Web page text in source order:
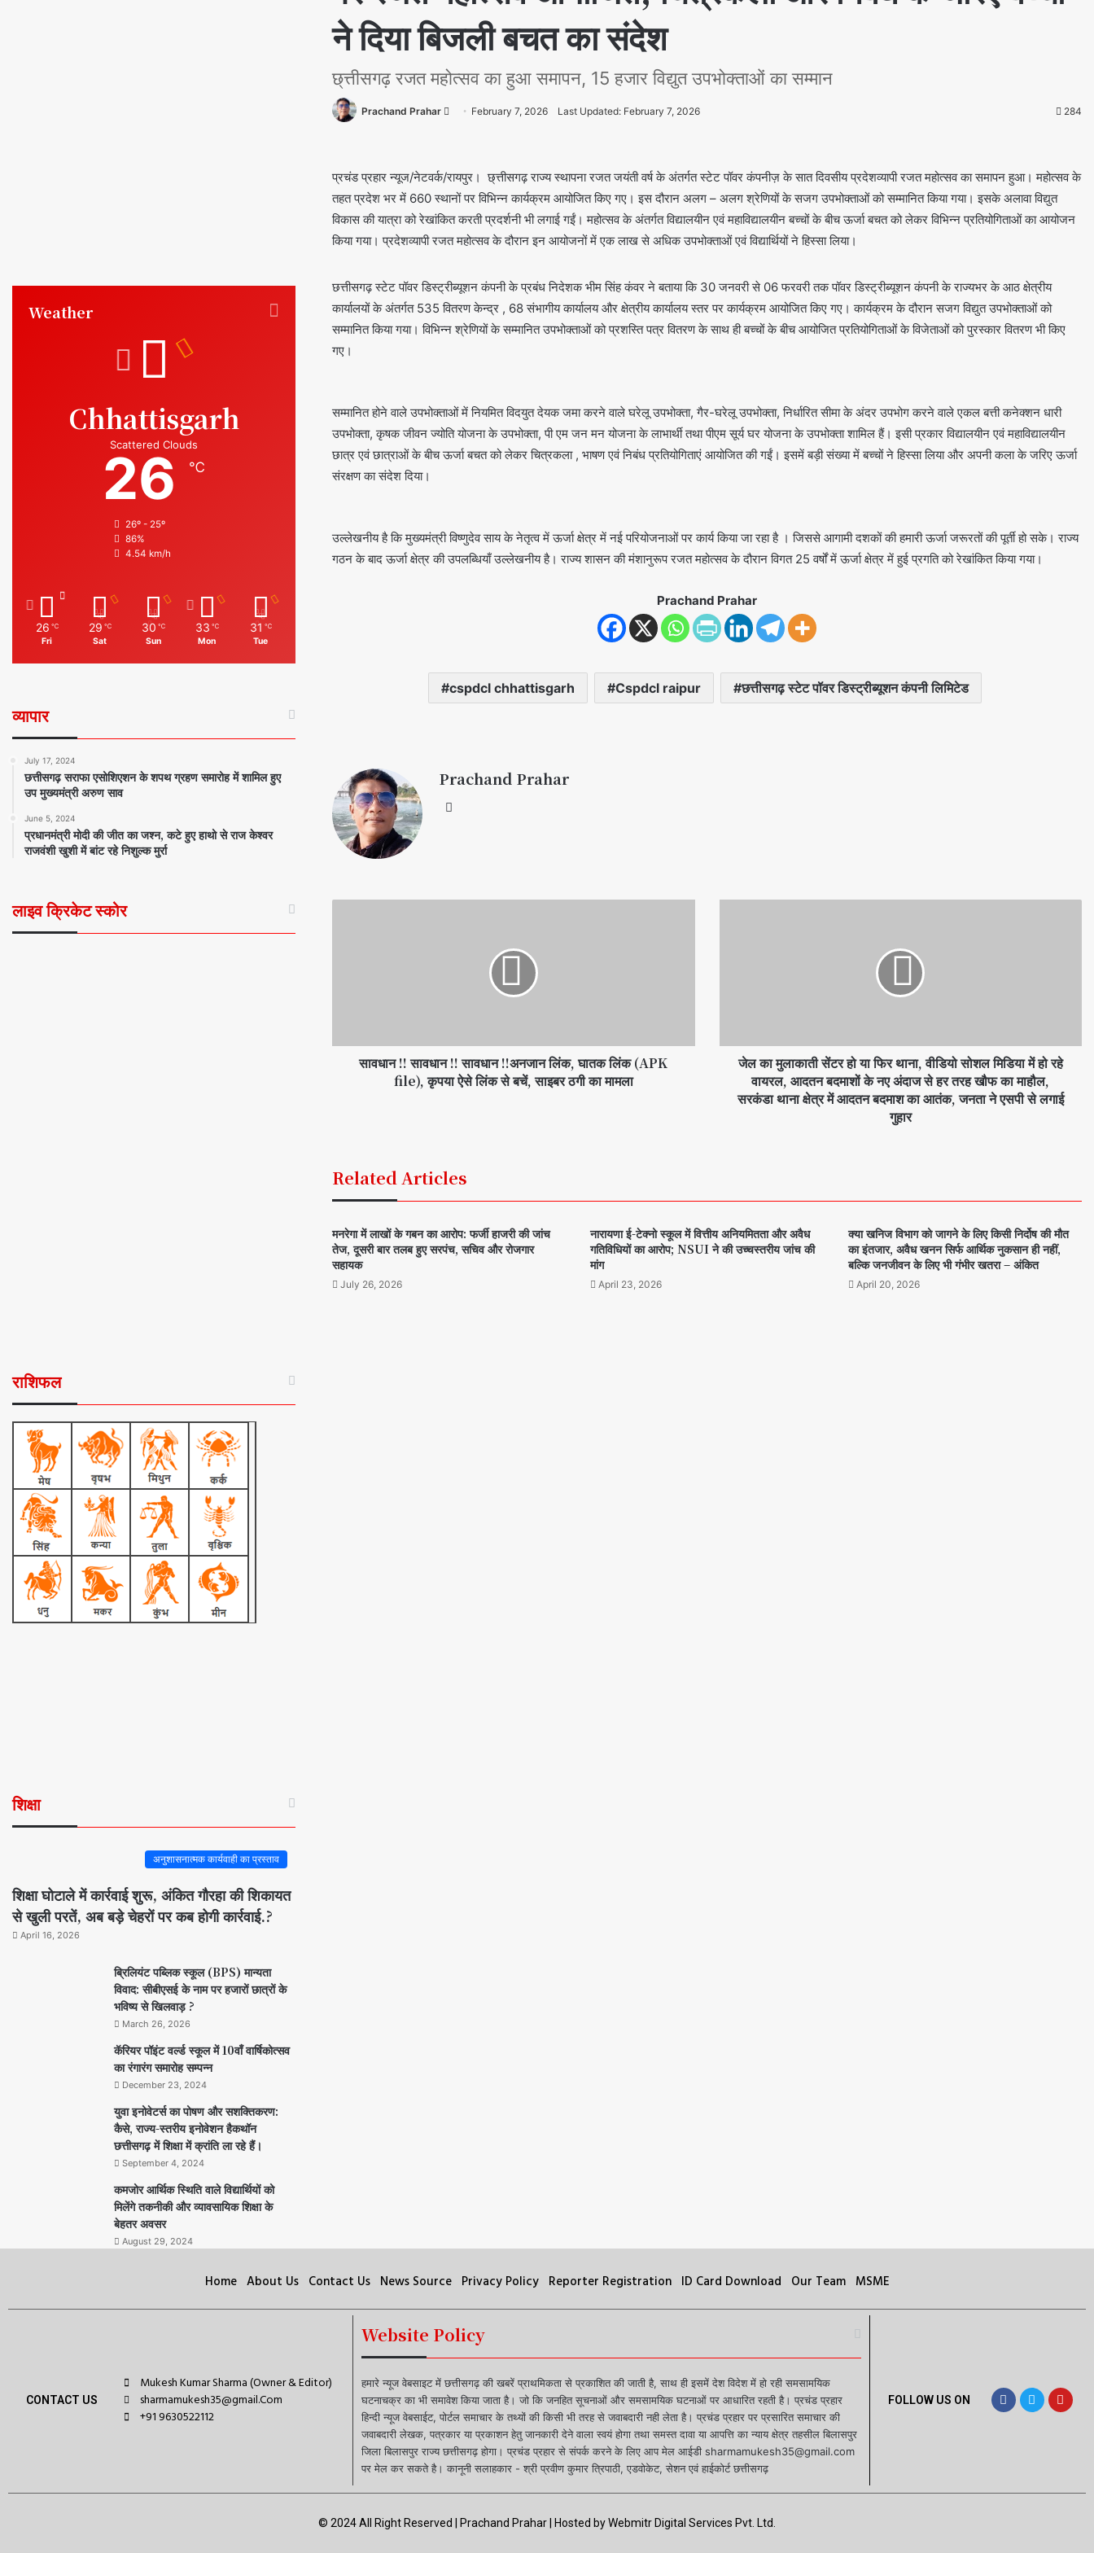
ने दिया बिजली बचत का संदेश
छ्त्तीसगढ़ रजत महोत्सव का हुआ समापन, 15 हजार विद्युत उपभोक्ताओं का सम्मान
Prachand Prahar February 7, 2026 Last Updated: February 7, 2026 284
प्रचंड प्रहार न्यूज/नेटवर्क/रायपुर। छ्त्तीसगढ़ राज्य स्थापना रजत जयंती वर्ष के अंतर्गत स्टेट पॉवर कंपनीज़ के सात दिवसीय प्रदेशव्यापी रजत महोत्सव का समापन हुआ। महोत्सव के
तहत प्रदेश भर में 660 स्थानों पर विभिन्न कार्यक्रम आयोजित किए गए। इस दौरान अलग – अलग श्रेणियों के सजग उपभोक्ताओं को सम्मानित किया गया। इसके अलावा विद्युत
विकास की यात्रा को रेखांकित करती प्रदर्शनी भी लगाई गईं। महोत्सव के अंतर्गत विद्यालयीन एवं महाविद्यालयीन बच्चों के बीच ऊर्जा बचत को लेकर विभिन्न प्रतियोगिताओं का आयोजन
किया गया। प्रदेशव्यापी रजत महोत्सव के दौरान इन आयोजनों में एक लाख से अधिक उपभोक्ताओं एवं विद्यार्थियों ने हिस्सा लिया।
छत्तीसगढ़ स्टेट पॉवर डिस्ट्रीब्यूशन कंपनी के प्रबंध निदेशक भीम सिंह कंवर ने बताया कि 30 जनवरी से 06 फरवरी तक पॉवर डिस्ट्रीब्यूशन कंपनी के राज्यभर के आठ क्षेत्रीय
कार्यालयों के अंतर्गत 535 वितरण केन्द्र , 68 संभागीय कार्यालय और क्षेत्रीय कार्यालय स्तर पर कार्यक्रम आयोजित किए गए। कार्यक्रम के दौरान सजग विद्युत उपभोक्ताओं को
सम्मानित किया गया। विभिन्न श्रेणियों के सम्मानित उपभोक्ताओं को प्रशस्ति पत्र वितरण के साथ ही बच्चों के बीच आयोजित प्रतियोगिताओं के विजेताओं को पुरस्कार वितरण भी किए
गए।
सम्मानित होने वाले उपभोक्ताओं में नियमित विदयुत देयक जमा करने वाले घरेलू उपभोक्ता, गैर-घरेलू उपभोक्ता, निर्धारित सीमा के अंदर उपभोग करने वाले एकल बत्ती कनेक्शन धारी
उपभोक्ता, कृषक जीवन ज्योति योजना के उपभोक्ता, पी एम जन मन योजना के लाभार्थी तथा पीएम सूर्य घर योजना के उपभोक्ता शामिल हैं। इसी प्रकार विद्यालयीन एवं महाविद्यालयीन
छात्र एवं छात्राओं के बीच ऊर्जा बचत को लेकर चित्रकला , भाषण एवं निबंध प्रतियोगिताएं आयोजित की गईं। इसमें बड़ी संख्या में बच्चों ने हिस्सा लिया और अपनी कला के जरिए ऊर्जा
संरक्षण का संदेश दिया।
उल्लेखनीय है कि मुख्यमंत्री विष्णुदेव साय के नेतृत्व में ऊर्जा क्षेत्र में नई परियोजनाओं पर कार्य किया जा रहा है । जिससे आगामी दशकों की हमारी ऊर्जा जरूरतों की पूर्ती हो सके। राज्य
गठन के बाद ऊर्जा क्षेत्र की उपलब्धियाँ उल्लेखनीय है। राज्य शासन की मंशानुरूप रजत महोत्सव के दौरान विगत 25 वर्षों में ऊर्जा क्षेत्र में हुई प्रगति को रेखांकित किया गया।
Prachand Prahar
cspdcl chhattisgarh Cspdcl raipur छत्तीसगढ़ स्टेट पॉवर डिस्ट्रीब्यूशन कंपनी लिमिटेड
Prachand Prahar
सावधान ‼️ सावधान ‼️ सावधान ‼️अनजान लिंक, घातक लिंक (APK
file), कृपया ऐसे लिंक से बचें, साइबर ठगी का मामला
जेल का मुलाकाती सेंटर हो या फिर थाना, वीडियो सोशल मिडिया में हो रहे
वायरल, आदतन बदमाशों के नए अंदाज से हर तरह खौफ का माहौल,
सरकंडा थाना क्षेत्र में आदतन बदमाश का आतंक, जनता ने एसपी से लगाई
गुहार
Related Articles
मनरेगा में लाखों के गबन का आरोप: फर्जी हाजरी की जांच
तेज, दूसरी बार तलब हुए सरपंच, सचिव और रोजगार
सहायक
July 26, 2026
नारायणा ई-टेक्नो स्कूल में वित्तीय अनियमितता और अवैध
गतिविधियों का आरोप; NSUI ने की उच्चस्तरीय जांच की
मांग
April 23, 2026
क्या खनिज विभाग को जागने के लिए किसी निर्दोष की मौत
का इंतजार, अवैध खनन सिर्फ आर्थिक नुकसान ही नहीं,
बल्कि जनजीवन के लिए भी गंभीर खतरा – अंकित
April 20, 2026
Weather
Chhattisgarh
Scattered Clouds
26 ℃
26º - 25º
86%
4.54 km/h
26 ℃
Fri
29 ℃
Sat
30 ℃
Sun
33 ℃
Mon
31 ℃
Tue
व्यापार
July 17, 2024
छत्तीसगढ़ सराफा एसोशिएशन के शपथ ग्रहण समारोह में शामिल हुए
उप मुख्यमंत्री अरुण साव
June 5, 2024
प्रधानमंत्री मोदी की जीत का जश्न, कटे हुए हाथो से राज केश्वर
राजवंशी खुशी में बांट रहे निशुल्क मुर्रा
लाइव क्रिकेट स्कोर
राशिफल
शिक्षा
अनुशासनात्मक कार्यवाही का प्रस्ताव
शिक्षा घोटाले में कार्रवाई शुरू, अंकित गौरहा की शिकायत
से खुली परतें, अब बड़े चेहरों पर कब होगी कार्रवाई.?
April 16, 2026
ब्रिलियंट पब्लिक स्कूल (BPS) मान्यता
विवाद: सीबीएसई के नाम पर हजारों छात्रों के
भविष्य से खिलवाड़ ?
March 26, 2026
कॅरियर पॉइंट वर्ल्ड स्कूल में 10वाँ वार्षिकोत्सव
का रंगारंग समारोह सम्पन्न
December 23, 2024
युवा इनोवेटर्स का पोषण और सशक्तिकरण:
कैसे, राज्य-स्तरीय इनोवेशन हैकथॉन
छत्तीसगढ़ में शिक्षा में क्रांति ला रहे हैं।
September 4, 2024
कमजोर आर्थिक स्थिति वाले विद्यार्थियों को
मिलेंगे तकनीकी और व्यावसायिक शिक्षा के
बेहतर अवसर
August 29, 2024
Home About Us Contact Us News Source Privacy Policy Reporter Registration ID Card Download Our Team MSME
CONTACT US
Mukesh Kumar Sharma (Owner & Editor)
sharmamukesh35@gmail.Com
+91 9630522112
Website Policy
हमारे न्यूज वेबसाइट में छत्तीसगढ़ की खबरें प्राथमिकता से प्रकाशित की जाती है, साथ ही इसमें देश विदेश में हो रही समसामयिक
घटनाचक्र का भी समावेश किया जाता है। जो कि जनहित सूचनाओं और समसामयिक घटनाओं पर आधारित रहती है। प्रचंड प्रहार
हिन्दी न्यूज वेबसाईट, पोर्टल समाचार के तथ्यों की किसी भी तरह से जवाबदारी नही लेता है। प्रचंड प्रहार पर प्रसारित समाचार की
जवाबदारी लेखक, पत्रकार या प्रकाशन हेतु जानकारी देने वाला स्वयं होगा तथा समस्त दावा या आपत्ति का न्याय क्षेत्र तहसील बिलासपुर
जिला बिलासपुर राज्य छत्तीसगढ़ होगा। प्रचंड प्रहार से संपर्क करने के लिए आप मेल आईडी sharmamukesh35@gmail.com
पर मेल कर सकते है। कानूनी सलाहकार - श्री प्रवीण कुमार त्रिपाठी, एडवोकेट, सेशन एवं हाईकोर्ट छत्तीसगढ़
FOLLOW US ON
© 2024 All Right Reserved | Prachand Prahar | Hosted byWebmitr Digital Services Pvt. Ltd.